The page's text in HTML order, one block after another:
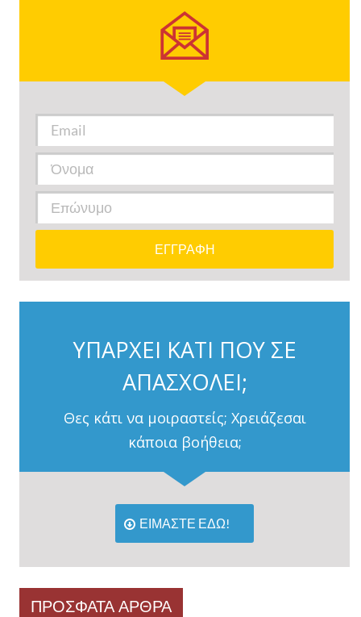
ΥΠΑΡΧΕΙ ΚΑΤΙ ΠΟΥ ΣΕ
ΑΠΑΣΧΟΛΕΙ;
Θες κάτι να μοιραστείς; Χρειάζεσαι
κάποια βοήθεια;
ΕΙΜΑΣΤΕ ΕΔΩ!
ΠΡΟΣΦΑΤΑ ΑΡΘΡΑ